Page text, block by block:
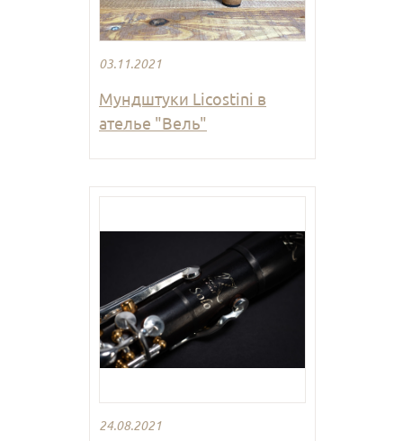
03.11.2021
Мундштуки Licostini в
ателье "Вель"
24.08.2021